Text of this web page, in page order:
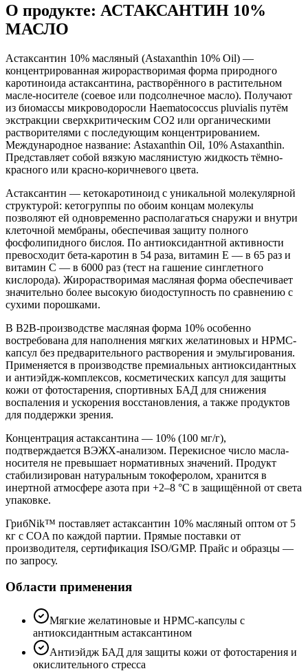
О продукте: АСТАКСАНТИН 10%
МАСЛО
Астаксантин 10% масляный (Astaxanthin 10% Oil) —
концентрированная жирорастворимая форма природного
каротиноида астаксантина, растворённого в растительном
масле-носителе (соевое или подсолнечное масло). Получают
из биомассы микроводоросли Haematococcus pluvialis путём
экстракции сверхкритическим CO2 или органическими
растворителями с последующим концентрированием.
Международное название: Astaxanthin Oil, 10% Astaxanthin.
Представляет собой вязкую маслянистую жидкость тёмно-
красного или красно-коричневого цвета.
Астаксантин — кетокаротиноид с уникальной молекулярной
структурой: кетогруппы по обоим концам молекулы
позволяют ей одновременно располагаться снаружи и внутри
клеточной мембраны, обеспечивая защиту полного
фосфолипидного бислоя. По антиоксидантной активности
превосходит бета-каротин в 54 раза, витамин E — в 65 раз и
витамин C — в 6000 раз (тест на гашение синглетного
кислорода). Жирорастворимая масляная форма обеспечивает
значительно более высокую биодоступность по сравнению с
сухими порошками.
В B2B-производстве масляная форма 10% особенно
востребована для наполнения мягких желатиновых и HPMC-
капсул без предварительного растворения и эмульгирования.
Применяется в производстве премиальных антиоксидантных
и антиэйдж-комплексов, косметических капсул для защиты
кожи от фотостарения, спортивных БАД для снижения
воспаления и ускорения восстановления, а также продуктов
для поддержки зрения.
Концентрация астаксантина — 10% (100 мг/г),
подтверждается ВЭЖХ-анализом. Перекисное число масла-
носителя не превышает нормативных значений. Продукт
стабилизирован натуральным токоферолом, хранится в
инертной атмосфере азота при +2–8 °C в защищённой от света
упаковке.
ГрибNik™ поставляет астаксантин 10% масляный оптом от 5
кг с COA по каждой партии. Прямые поставки от
производителя, сертификация ISO/GMP. Прайс и образцы —
по запросу.
Области применения
Мягкие желатиновые и HPMC-капсулы с
антиоксидантным астаксантином
Антиэйдж БАД для защиты кожи от фотостарения и
окислительного стресса